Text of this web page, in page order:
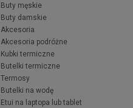
Buty męskie
Buty damskie
Akcesoria
Akcesoria podróżne
Kubki termiczne
Butelki termiczne
Termosy
Butelki na wodę
Etui na laptopa lub tablet